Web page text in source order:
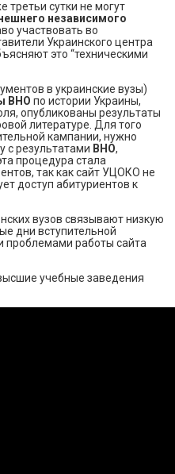
третьи сутки не могут
независимого
участвовать во
Украинского центра
это “техническими
в украинские вузы)
ВНО по истории Украины,
опубликованы результаты
литературе. Для того
кампании, нужно
с результатами ВНО,
процедура стала
так как сайт УЦОКО не
доступ абитуриентов к
вузов связывают низкую
дни вступительной
проблемами работы сайта
учебные заведения